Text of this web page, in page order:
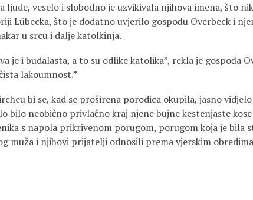
ljude, veselo i slobodno je uzvikivala njihova imena, što
Lübecka, što je dodatno uvjerilo gospođu Overbeck i
u srcu i dalje katolkinja.
budalasta, a to su odlike katolika”, rekla je gospođa
lakoumnost.”
bi se, kad se proširena porodica okupila, jasno vidjelo
bilo neobično privlačno kraj njene bujne kestenjaste
s napola prikrivenom porugom, porugom koja je bila
muža i njihovi prijatelji odnosili prema vjerskim